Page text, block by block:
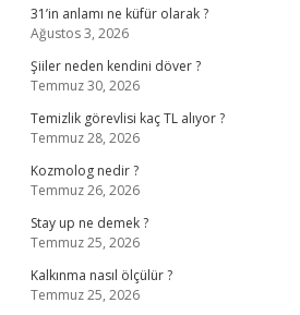
31’in anlamı ne küfür olarak ?
Ağustos 3, 2026
Şiiler neden kendini döver ?
Temmuz 30, 2026
Temizlik görevlisi kaç TL alıyor ?
Temmuz 28, 2026
Kozmolog nedir ?
Temmuz 26, 2026
Stay up ne demek ?
Temmuz 25, 2026
Kalkınma nasıl ölçülür ?
Temmuz 25, 2026